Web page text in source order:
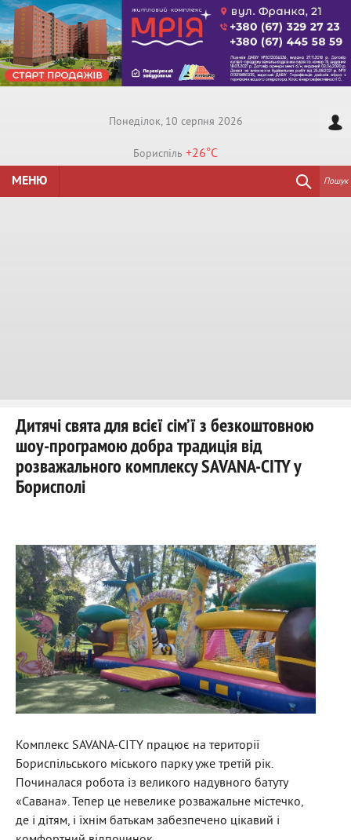
Понедiлок, 10 серпня 2026
Бориспiль +26°C
МЕНЮ
Пошук
Дитячі свята для всієї сім’ї з безкоштовною
шоу-програмою добра традиція від
розважального комплексу SAVANA-CITY у
Борисполі
Комплекс SAVANA-CITY працює на території
Бориспільського міського парку уже третій рік.
Починалася робота із великого надувного батуту
«Савана». Тепер це невелике розважальне містечко,
де і дітям, і їхнім батькам забезпечено цікавий і